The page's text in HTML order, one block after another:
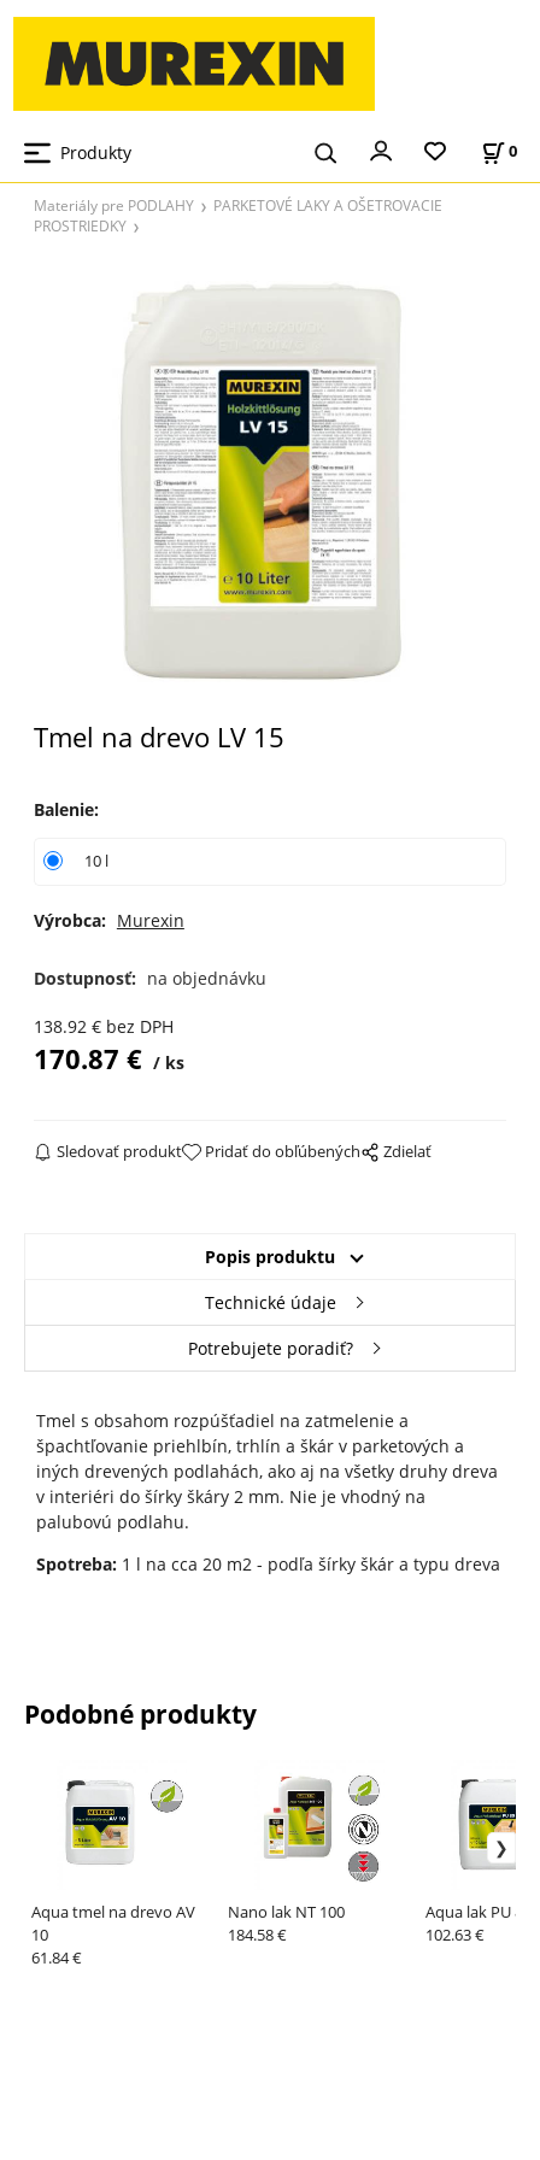
Produkty 0
Materiály pre PODLAHY
PARKETOVÉ LAKY A OŠETROVACIE
PROSTRIEDKY
Tmel na drevo LV 15
Balenie:
10 l
Výrobca: Murexin
Dostupnosť: na objednávku
138.92€ bez DPH
170.87 € ks
Sledovať produkt Pridať do obľúbených Zdielať
Popis produktu
Technické údaje
Potrebujete poradiť?
Tmel s obsahom rozpúšťadiel na zatmelenie a
špachtľovanie priehlbín, trhlín a škár v parketových a
iných drevených podlahách, ako aj na všetky druhy dreva
v interiéri do šírky škáry 2 mm. Nie je vhodný na
palubovú podlahu.
Spotreba:1 l na cca 20 m2 - podľa šírky škár a typu dreva
Podobné produkty
Aqua tmel na drevo AV
10
61.84 €
Nano lak NT 100
184.58 €
Aqua lak PU 80
102.63 €